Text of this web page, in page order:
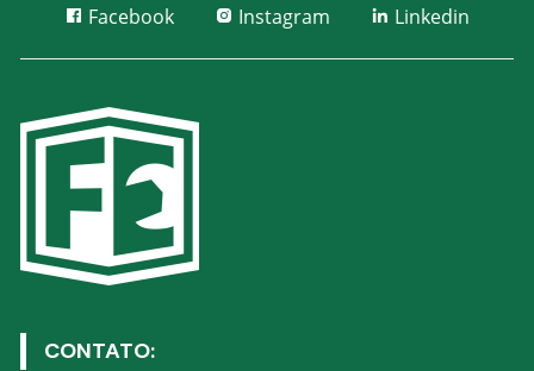
Facebook Instagram Linkedin
CONTATO: